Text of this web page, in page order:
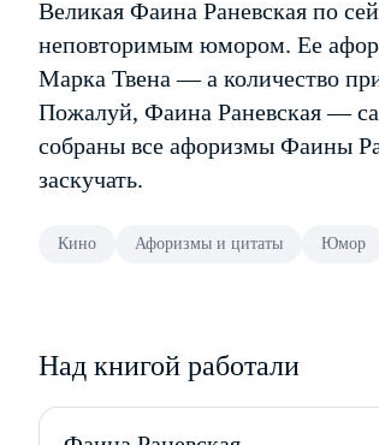
Великая Фаина Раневская по
неповторимым юмором. Ее
Марка Твена — а количество
Пожалуй, Фаина Раневская —
собраны все афоризмы Фаины
заскучать.
Кино Афоризмы и цитаты Юмор
Над книгой работали